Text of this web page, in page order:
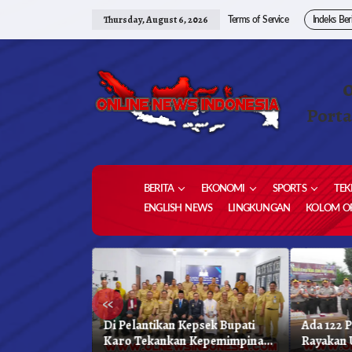
Thursday, August 6, 2026 Terms of Service Indeks
BERITA EKONOMI SPORTS
ENGLISH NEWS
LINGKUNGAN KOLOM
«
Di Pelantikan Kepsek Bupati
Karo Tekankan Kepemimpinan
Ada 122
Rayakan